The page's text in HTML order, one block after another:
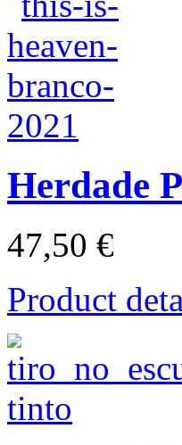
Herdade
47,50 €
Product